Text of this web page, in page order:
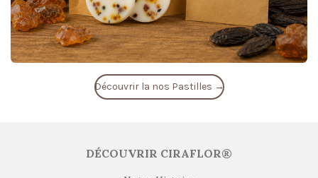
Découvrir la nos Pastilles →
DÉCOUVRIR CIRAFLOR®